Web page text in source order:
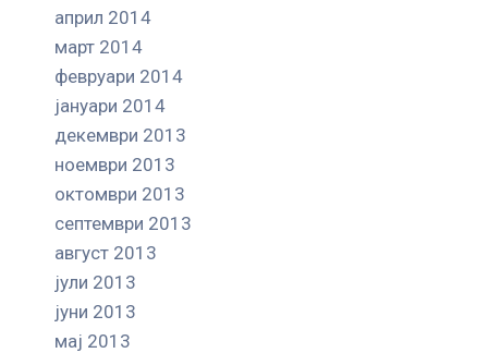
април 2014
март 2014
февруари 2014
јануари 2014
декември 2013
ноември 2013
октомври 2013
септември 2013
август 2013
јули 2013
јуни 2013
мај 2013